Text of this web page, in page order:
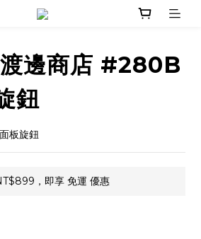
渡邊商店 #280B
鈕
板旋鈕
，即享 免運 優惠